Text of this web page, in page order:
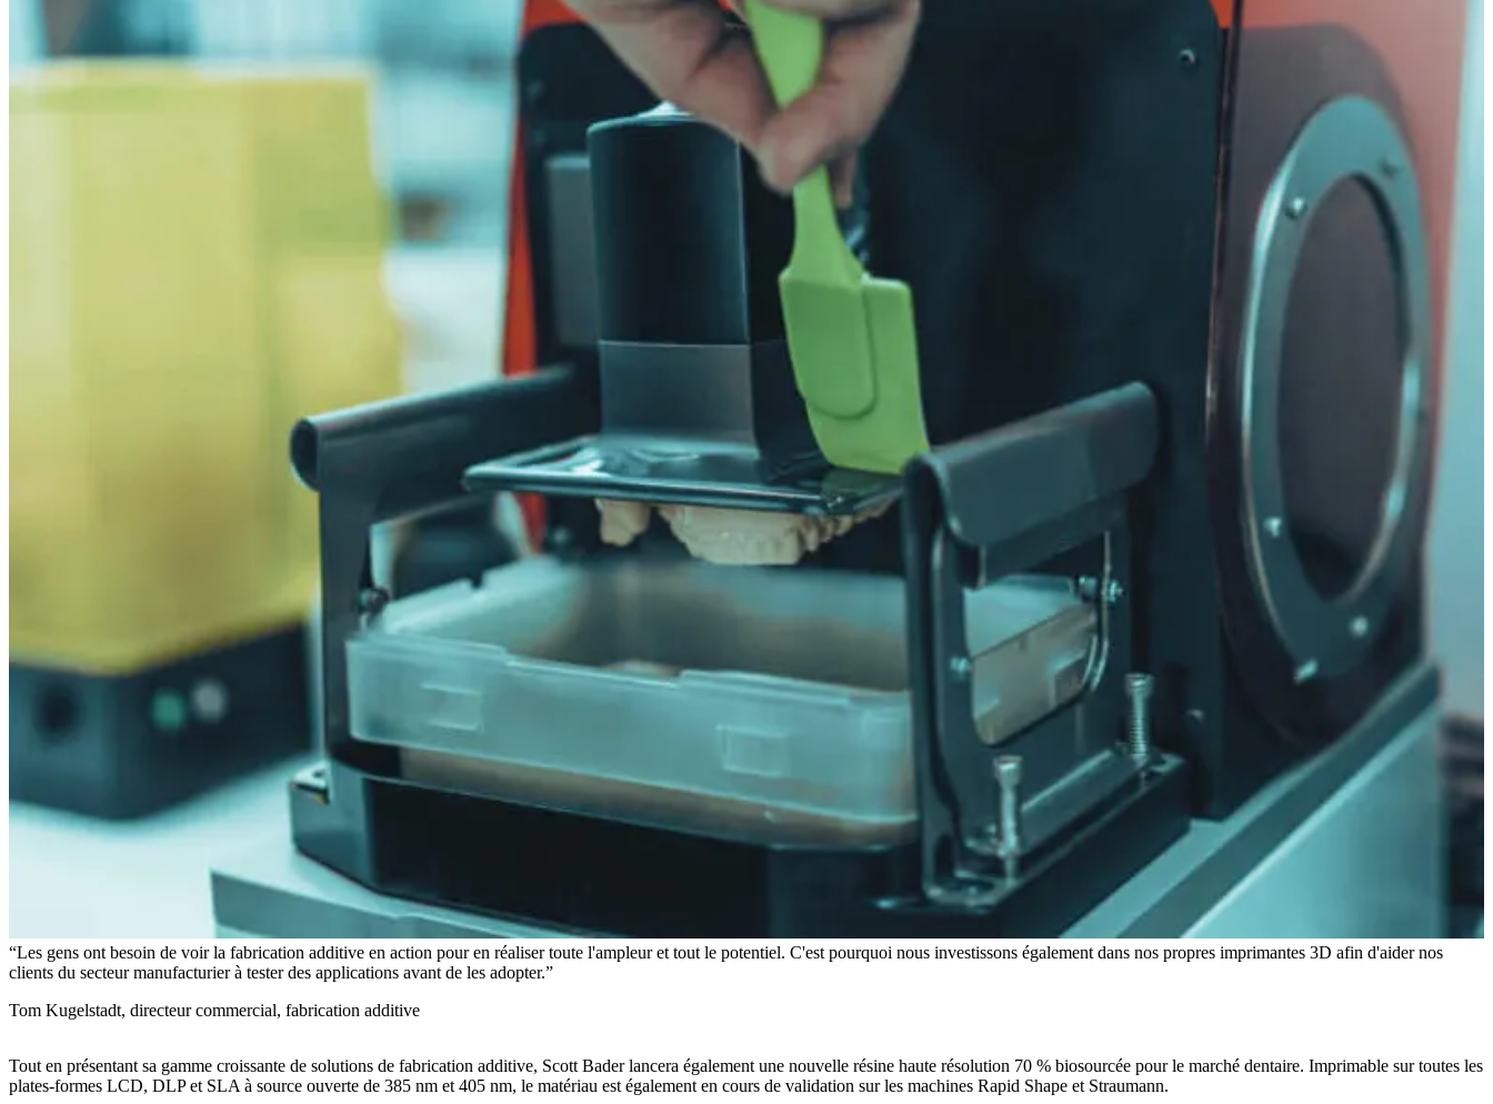
Les gens ont besoin de voir la fabrication additive en action pour en réaliser toute l'ampleur et tout le potentiel. C'est pourquoi nous investissons également dans nos propres imprimantes 3D afin d'aider nos
clients du secteur manufacturier à tester des applications avant de les adopter.
Tom Kugelstadt, directeur commercial, fabrication additive
Tout en présentant sa gamme croissante de solutions de fabrication additive, Scott Bader lancera également une nouvelle résine haute résolution 70 % biosourcée pour le marché dentaire. Imprimable sur toutes les
plates-formes LCD, DLP et SLA à source ouverte de 385 nm et 405 nm, le matériau est également en cours de validation sur les machines Rapid Shape et Straumann.